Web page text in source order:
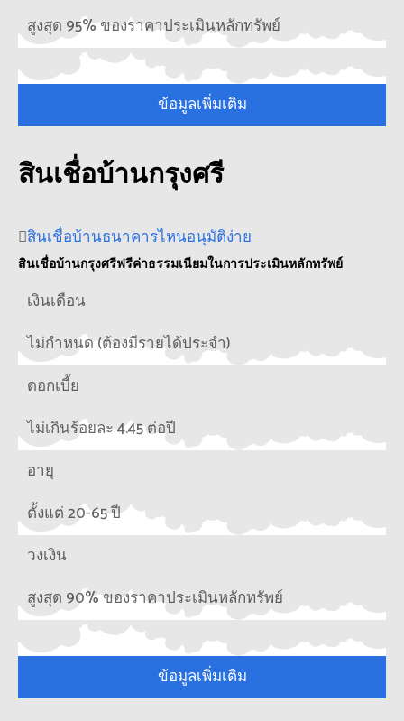
สูงสุด 95% ของราคาประเมินหลักทรัพย์
ข้อมูลเพิ่มเติม
สินเชื่อบ้านกรุงศรี
สินเชื่อบ้านธนาคารไหนอนุมัติง่าย
สินเชื่อบ้านกรุงศรีฟรีค่าธรรมเนียมในการประเมินหลักทรัพย์
เงินเดือน
ไม่กำหนด (ต้องมีรายได้ประจำ)
ดอกเบี้ย
ไม่เกินร้อยละ 4.45 ต่อปี
อายุ
ตั้งแต่ 20-65 ปี
วงเงิน
สูงสุด 90% ของราคาประเมินหลักทรัพย์
ข้อมูลเพิ่มเติม